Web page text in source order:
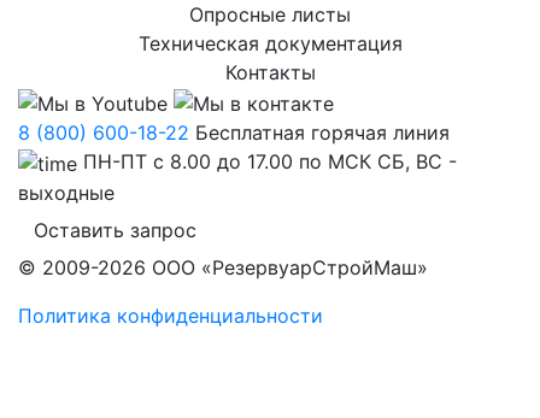
Опросные листы
Техническая документация
Контакты
8 (800) 600-18-22 Бесплатная горячая линия
ПН-ПТ с 8.00 до 17.00 по МСК СБ, ВС -
выходные
Оставить запрос
© 2009-2026 ООО «РезервуарСтройМаш»
Политика конфиденциальности